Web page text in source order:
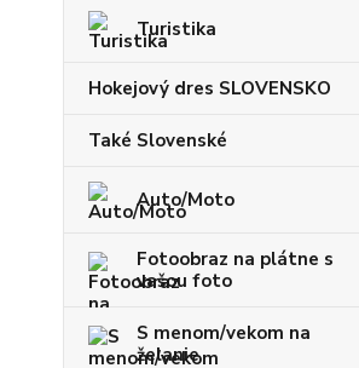
Turistika
Hokejový dres SLOVENSKO
Také Slovenské
Auto/Moto
Fotoobraz na plátne s
vašou foto
S menom/vekom na
želanie